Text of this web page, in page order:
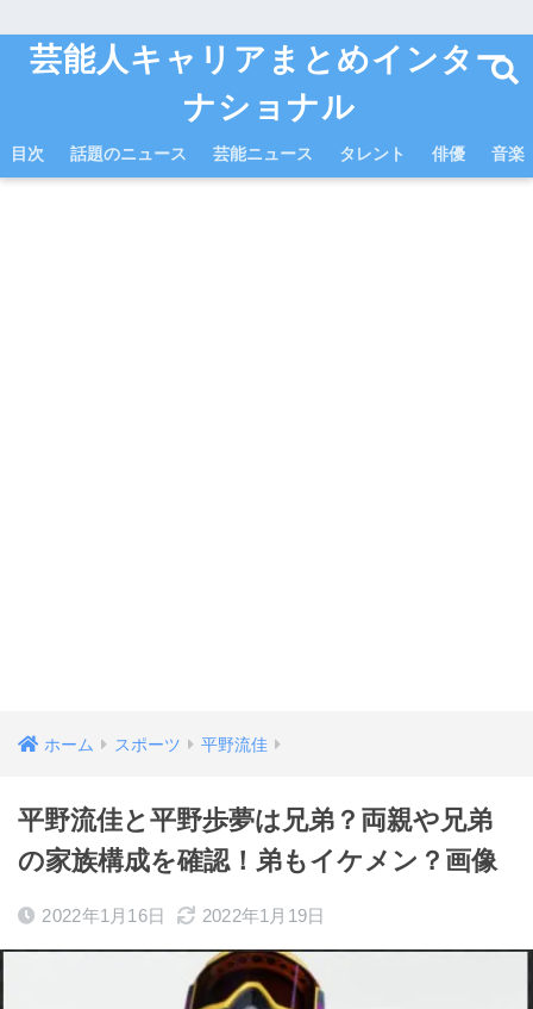
芸能人キャリアまとめインター
ナショナル
目次 話題のニュース 芸能ニュース タレント 俳優 音楽
ホーム スポーツ 平野流佳
平野流佳と平野歩夢は兄弟？両親や兄弟
の家族構成を確認！弟もイケメン？画像
2022年1月16日 2022年1月19日